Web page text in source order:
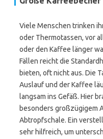
Viele Menschen trinken
oder Thermotassen, vor
oder den Kaffee länger
Fällen reicht die
bieten, oft nicht aus. Die
Auslauf und der Kaffee
langsam ins Gefäß. Hier
besonders großzügigem
Abtropfschale. Ein
sehr hilfreich, um